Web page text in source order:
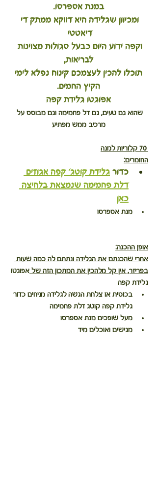
במנת אספרסו.
ומכיוון שגלידה היא דווקא ממתק די
דיאטטי
וקפה ידוע היום כבעל סגולות מצוינות
לבריאות,
תוכלו להכין לעצמכם קינוח נפלא לימי
הקיץ החמים.
אפוגטו גלידת קפה
שהוא גם טעים, גם דל פחמימה וגם מבוסס על
מרכיב ממש מפתיע
70 קלוריות למנה
החומרים:
כדור גלידת קוטג' קפה אגוזים
דלת פחמימה שנמצאת בלחיצה
כאן
מנת אספרסו
אופן ההכנה:
אחרי שהכנתם את הגלידה ונתתם לה כמה שעות
בפריזר, אין קל מלהכין את המתכון הזה של אפוגטו
גלידת קפה
בכוסית או צלחת הגשה לגלידה מניחים כדור
גלידת קפה קוטג דלת פחמימה
מעל שופכים מנת אספרסו
מגישים ואוכלים מיד